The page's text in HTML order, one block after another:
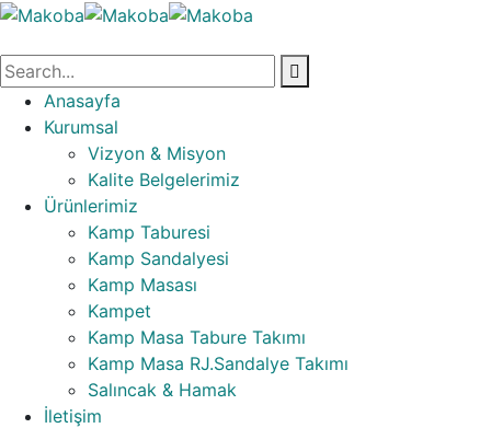
Anasayfa
Kurumsal
Vizyon & Misyon
Kalite Belgelerimiz
Ürünlerimiz
Kamp Taburesi
Kamp Sandalyesi
Kamp Masası
Kampet
Kamp Masa Tabure Takımı
Kamp Masa RJ.Sandalye Takımı
Salıncak & Hamak
İletişim